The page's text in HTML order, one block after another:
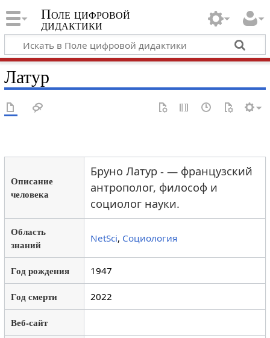
Поле цифровой
дидактики
Латур
Описание
человека
Бруно Латур - — французский
антрополог, философ и
социолог науки.
Область
знаний
NetSci, Социология
Год рождения 1947
Год смерти 2022
Веб-сайт